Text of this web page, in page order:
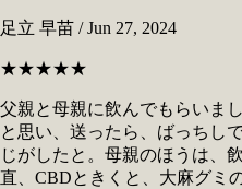
足立 早苗 / Jun 27, 2024
★★★★★
父親と母親に飲んでもらいま
と思い、送ったら、ばっちし
じがしたと。母親のほうは、
直、CBDときくと、大麻グミ